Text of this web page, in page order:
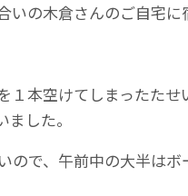
いの木倉さんのご自宅に
１本空けてしまったた
した。
ので、午前中の大半はボ